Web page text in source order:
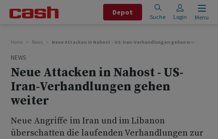
Depot
Suche Login Menu
Home News Neue Attacken in Nahost - US-Iran-Verhandlungen gehen weiter
NEWS
Neue Attacken in Nahost - US-
Iran-Verhandlungen gehen
weiter
Neue Angriffe im Iran und im Libanon
überschatten die laufenden Verhandlungen zur